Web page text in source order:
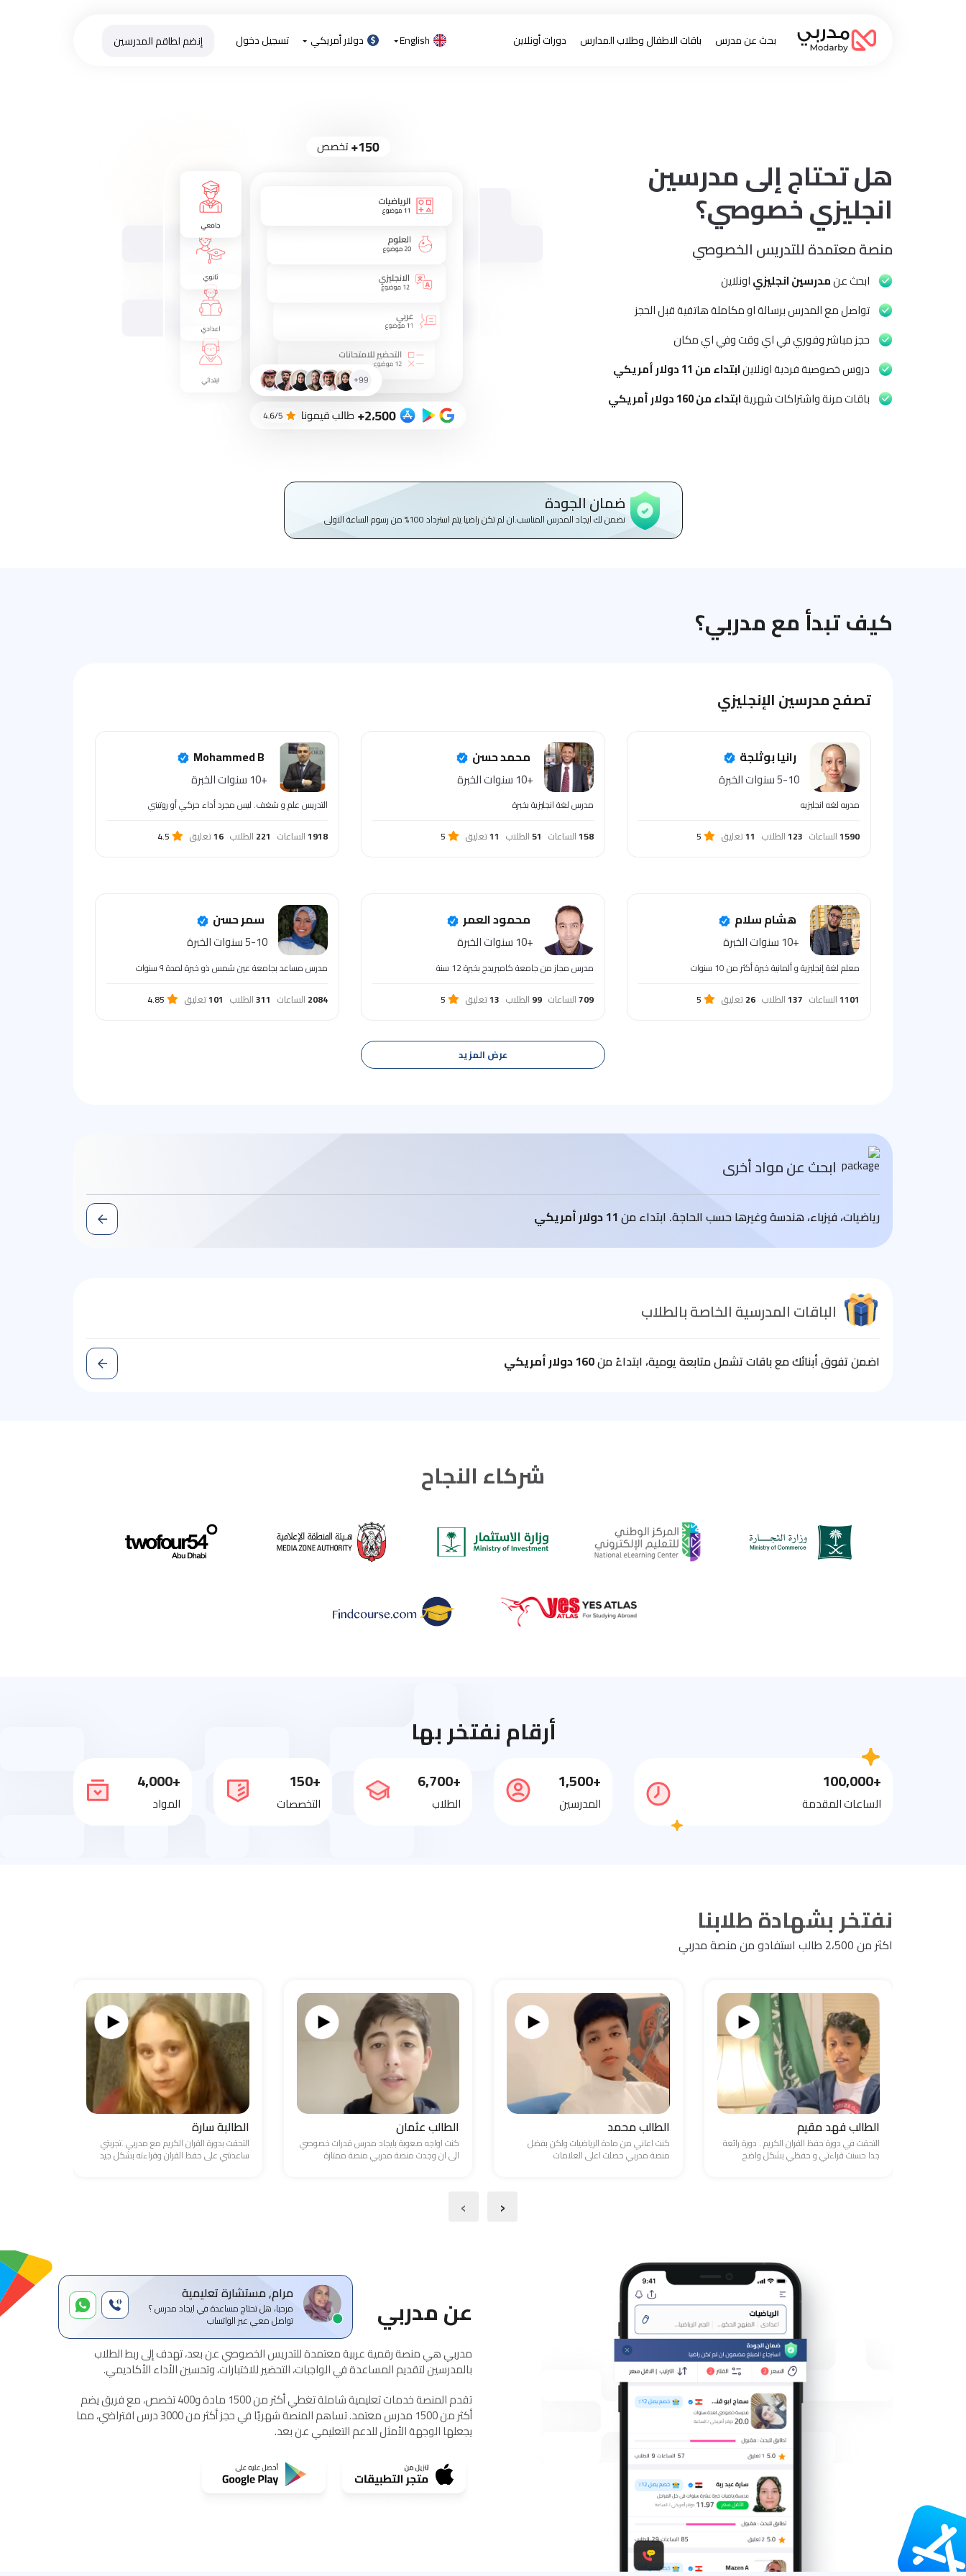
بحث عن مدرس باقات الاطفال وطلاب المدارس دورات أونلاين English دولار أمريكي تسجيل دخول إنضم لطاقم المدرسين
هل تحتاج إلى مدرسين
انجليزي خصوصي؟
منصة معتمدة للتدريس الخصوصي
ابحث عنمدرسين انجليزياونلاين
تواصل مع المدرس برسالة او مكاملة هاتفية قبل الحجز
حجز مباشر وفوري في اي وقت وفي اي مكان
دروس خصوصية فردية اونلاينابتداء من 11 دولار أمريكي
باقات مرنة واشتراكات شهريةابتداء من160 دولار أمريكي
ضمان الجودة
نضمن لك ايجاد المدرس المناسب.ان لم تكن راضيا يتم استرداد 100% من رسوم الساعة الاولى
مرام, مستشارة تعليمية
مرحبا، هل تحتاج مساعدة في ايجاد مدرس ؟
تواصل معي عبر الواتساب
كيف تبدأ مع مدربي؟
تصفح مدرسين الإنجليزي
رانيا بوثلجة
5-10 سنوات الخبرة
مدربه لغه انجليزيه
1590الساعات 123الطلاب 11تعليق 5
محمد حسن
+10 سنوات الخبرة
مدرس لغة انجليزية بخبرة
158الساعات 51الطلاب 11تعليق 5
Mohammed B
+10 سنوات الخبرة
التدريس علم و شغف. ليس مجرد أداء حركي أو روتيني
1918الساعات 221 الطلاب 16تعليق 4.5
هشام سلام
+10 سنوات الخبرة
معلم لغة إنجليزية و ألمانية خبرة أكثر من 10 سنوات‏
1101الساعات 137الطلاب 26تعليق 5
محمود العمر
+10 سنوات الخبرة
مدرس مجاز من جامعة كامبريدج بخبرة 12 سنة
709الساعات 99 الطلاب 13تعليق 5
سمر حسن
5-10 سنوات الخبرة
مدرس مساعد بجامعة عين شمس ذو خبرة لمدة ٩ سنوات
2084 الساعات 311الطلاب 101تعليق 4.85
عرض المزيد
ابحث عن مواد أخرى
رياضيات، فيزباء، هندسة وغيرها حسب الحاجة. ابتداء من11 دولار أمريكي
الباقات المدرسية الخاصة بالطلاب
اضمن تفوق أبنائك مع باقات تشمل متابعة يومية، ابتداءً من160 دولار أمريكي
شركاء النجاح
أرقام نفتخر بها
+100,000
الساعات المقدمة
+1,500
المدرسين
+6,700
الطلاب
+150
التخصصات
+4,000
المواد
نفتخر بشهادة طلابنا
اكثر من 2،500 طالب استفادو من منصة مدربي
الطالب فهد مقيم
التحقت في دورة حفظ القران الكريم . دورة رائعة
جدا حسنت قراءتي و حفظي بشكل واضح
الطالب محمد
كنت اعاني من مادة الرياضيات ولكن بفضل
منصة مدربي حصلت اعلى العلامات
الطالب عثمان
كنت اواجه صعوبة بايجاد مدرس قدرات خصوصي
الى ان وجدت منصة مدربي.منصة ممتازة
الطالبة سارة
التحقت بدورة القران الكريم مع مدربي .تجربتي
ساعدتني على حفظ القران وقراءته بشكل جيد
‹
›
عن مدربي
مدربي هي منصة رقمية عربية معتمدة للتدريس الخصوصي عن بعد، تهدف إلى ربط الطلاب
بالمدرسين لتقديم المساعدة في الواجبات، التحضير للاختبارات، وتحسين الأداء الأكاديمي.
تقدم المنصة خدمات تعليمية شاملة تغطي أكثر من 1500 مادة و400 تخصص، مع فريق يضم
أكثر من 1500 مدرس معتمد. تساهم المنصة شهريًا في حجز أكثر من 3000 درس افتراضي، مما
يجعلها الوجهة الأمثل للدعم التعليمي عن بعد.